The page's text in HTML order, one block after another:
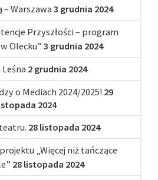
– Warszawa 3 grudnia 2024
Przyszłości – program
Olecku”3 grudnia 2024
Leśna 2 grudnia 2024
o Mediach 2024/2025! 29
2024
28 listopada 2024
„Więcej niż tańczące
28 listopada 2024